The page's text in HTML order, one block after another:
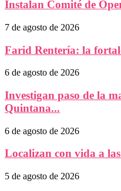
Instalan Comité de
7 de agosto de 2026
Farid Rentería: la
6 de agosto de 2026
Investigan paso de la
Quintana...
6 de agosto de 2026
Localizan con vida a
5 de agosto de 2026